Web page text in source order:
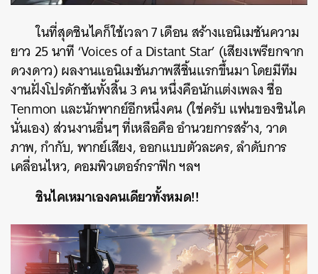
ในที่สุดชินไคก็ใช้เวลา 7 เดือน สร้างแอนิเมชันความ
ยาว 25 นาที ‘Voices of a Distant Star’ (เสียงเพรียกจาก
ดวงดาว) ผลงานแอนิเมชันภาพสีชิ้นแรกขึ้นมา โดยมีทีม
งานฝั่งโปรดักชันทั้งสิ้น 3 คน หนึ่งคือนักแต่งเพลง ชื่อ
Tenmon และนักพากย์อีกหนึ่งคน (ใช่ครับ แฟนของชินไค
นั่นเอง) ส่วนงานอื่นๆ ที่เหลือคือ อำนวยการสร้าง, วาด
ภาพ, กำกับ, พากย์เสียง, ออกแบบตัวละคร, ลำดับการ
เคลื่อนไหว, คอมพิวเตอร์กราฟิก ฯลฯ
ชินไคเหมาเองคนเดียวทั้งหมด!!